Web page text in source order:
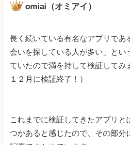
omiai（オミアイ）
長く続いている有名なアプリであ
会いを探している人が多い」とい
ていたので満を持して検証してみ
１２月に検証終了！）
これまでに検証してきたアプリと
つかあると感じたので、その部分